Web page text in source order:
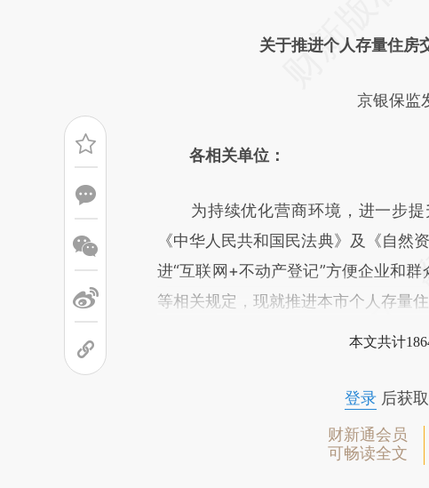
关于推进个人存量住房
京银保监
各相关单位：
为持续优化营商环境，进一步提
《中华人民共和国民法典》及《自然
进“互联网+不动产登记”方便企业和
等相关规定，现就推进本市个人存量
本文共计
登录后获取
财新通会员
可畅读全文